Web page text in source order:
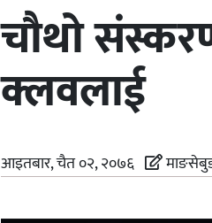
चौथो
क्लवलाई
आइतबार, चैत ०२, २०७६